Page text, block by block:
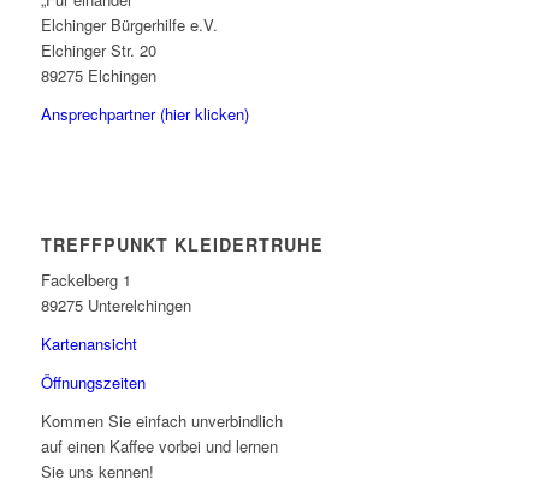
Elchinger Bürgerhilfe e.V.
Elchinger Str. 20
89275 Elchingen
Ansprechpartner (hier klicken)
TREFFPUNKT KLEIDERTRUHE
Fackelberg 1
89275 Unterelchingen
Kartenansicht
Öffnungszeiten
Kommen Sie einfach unverbindlich
auf einen Kaffee vorbei und lernen
Sie uns kennen!